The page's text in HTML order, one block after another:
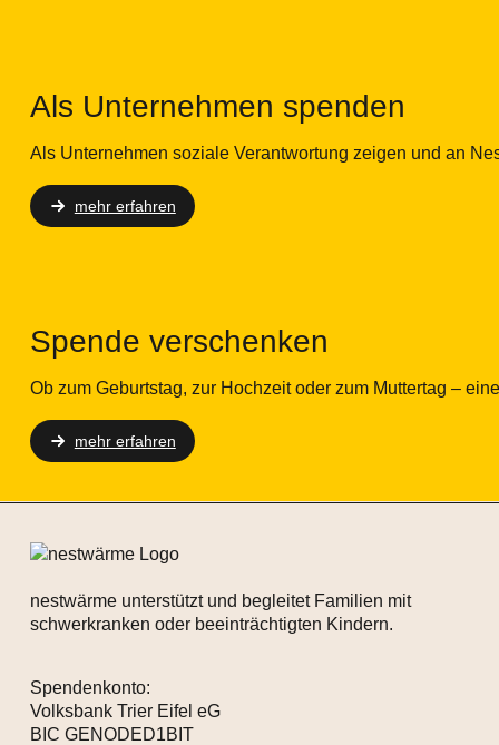
Als Unternehmen spenden
Als Unternehmen soziale Verantwortung zeigen und an
mehr erfahren
Spende verschenken
Ob zum Geburtstag, zur Hochzeit oder zum Muttertag –
mehr erfahren
nestwärme unterstützt und begleitet Familien mit
schwerkranken oder beeinträchtigten Kindern.
Spendenkonto:
Volksbank Trier Eifel eG
BIC GENODED1BIT